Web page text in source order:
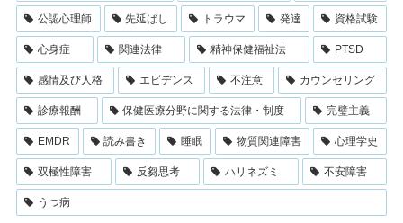
公認心理師 先延ばし トラウマ 発達 資格試験
心身症 関連法律 精神保健福祉法 PTSD
感情及び人格 エビデンス 不注意 カウンセリング
診療報酬 保健医療分野に関する法律・制度 完璧主義
EMDR 読み書き 睡眠 物質関連障害 心理学史
双極性障害 反芻思考 ハリネズミ 不安障害
うつ病